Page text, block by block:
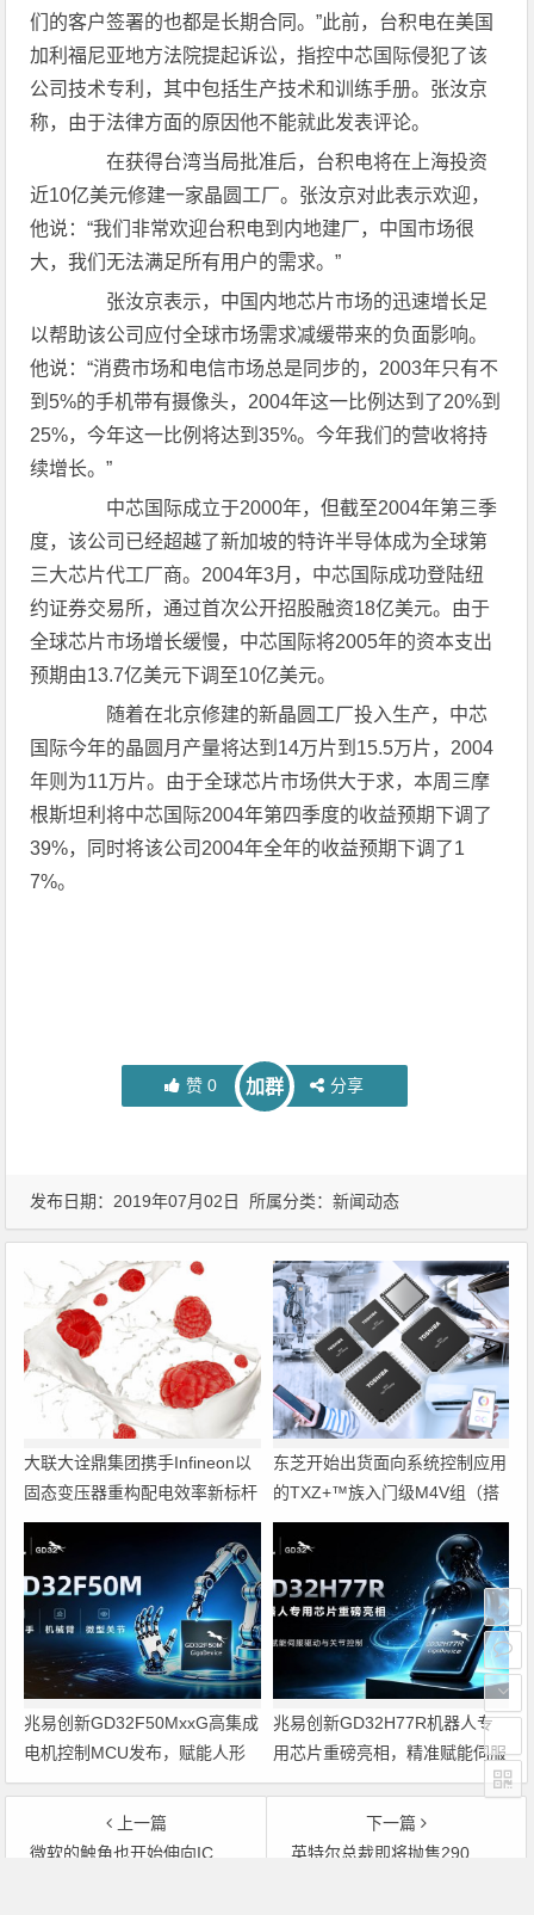
们的客户签署的也都是长期合同。”此前，台积电在美国
加利福尼亚地方法院提起诉讼，指控中芯国际侵犯了该
公司技术专利，其中包括生产技术和训练手册。张汝京
称，由于法律方面的原因他不能就此发表评论。
在获得台湾当局批准后，台积电将在上海投资
近10亿美元修建一家晶圆工厂。张汝京对此表示欢迎，
他说：“我们非常欢迎台积电到内地建厂，中国市场很
大，我们无法满足所有用户的需求。”
张汝京表示，中国内地芯片市场的迅速增长足
以帮助该公司应付全球市场需求减缓带来的负面影响。
他说：“消费市场和电信市场总是同步的，2003年只有不
到5%的手机带有摄像头，2004年这一比例达到了20%到
25%，今年这一比例将达到35%。今年我们的营收将持
续增长。”
中芯国际成立于2000年，但截至2004年第三季
度，该公司已经超越了新加坡的特许半导体成为全球第
三大芯片代工厂商。2004年3月，中芯国际成功登陆纽
约证券交易所，通过首次公开招股融资18亿美元。由于
全球芯片市场增长缓慢，中芯国际将2005年的资本支出
预期由13.7亿美元下调至10亿美元。
随着在北京修建的新晶圆工厂投入生产，中芯
国际今年的晶圆月产量将达到14万片到15.5万片，2004
年则为11万片。由于全球芯片市场供大于求，本周三摩
根斯坦利将中芯国际2004年第四季度的收益预期下调了
39%，同时将该公司2004年全年的收益预期下调了1
7%。
赞 0 加群 分享
发布日期：2019年07月02日 所属分类：新闻动态
大联大诠鼎集团携手Infineon以
固态变压器重构配电效率新标杆
东芝开始出货面向系统控制应用
的TXZ+™族入门级M4V组（搭
载Arm Cortex‑M4内核的标准微
控制器）工程样品
兆易创新GD32F50MxxG高集成
电机控制MCU发布，赋能人形
机器人关节驱动革新
兆易创新GD32H77R机器人专
用芯片重磅亮相，精准赋能伺服
驱动与关节控制
上一篇
微软的触角也开始伸向IC设备产业
下一篇
英特尔总裁即将抛售290万公司股